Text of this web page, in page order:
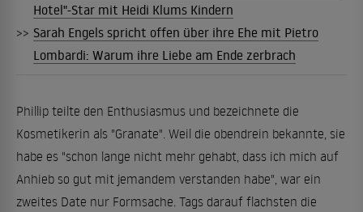
Hotel"-Star mit Heidi Klums Kindern
>> Sarah Engels spricht offen über ihre Ehe mit Pietro
Lombardi: Warum ihre Liebe am Ende zerbrach
Phillip teilte den Enthusiasmus und bezeichnete die
Kosmetikerin als "Granate". Weil die obendrein bekannte, sie
habe es "schon lange nicht mehr gehabt, dass ich mich auf
Anhieb so gut mit jemandem verstanden habe", war ein
zweites Date nur Formsache. Tags darauf flachsten die